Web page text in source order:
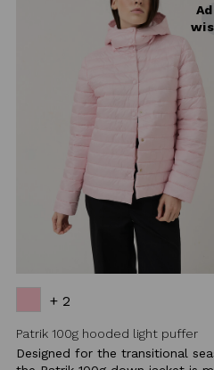
+ 2
Patrik 100g hooded light puffer
Designed for the transitional